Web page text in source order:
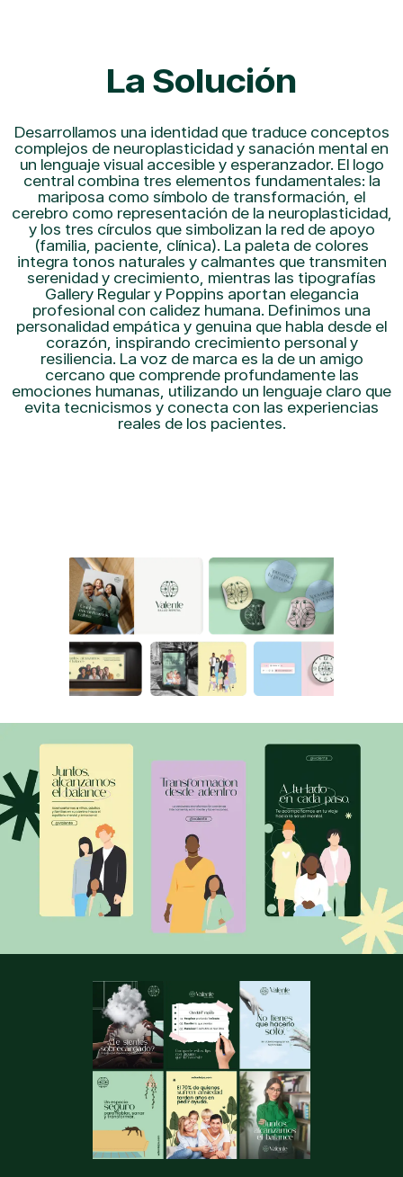
La Solución
Desarrollamos una identidad que traduce conceptos
complejos de neuroplasticidad y sanación mental en
un lenguaje visual accesible y esperanzador. El logo
central combina tres elementos fundamentales: la
mariposa como símbolo de transformación, el
cerebro como representación de la neuroplasticidad,
y los tres círculos que simbolizan la red de apoyo
(familia, paciente, clínica). La paleta de colores
integra tonos naturales y calmantes que transmiten
serenidad y crecimiento, mientras las tipografías
Gallery Regular y Poppins aportan elegancia
profesional con calidez humana. Definimos una
personalidad empática y genuina que habla desde el
corazón, inspirando crecimiento personal y
resiliencia. La voz de marca es la de un amigo
cercano que comprende profundamente las
emociones humanas, utilizando un lenguaje claro que
evita tecnicismos y conecta con las experiencias
reales de los pacientes.